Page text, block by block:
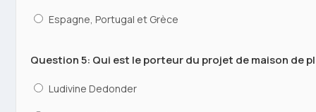
Espagne, Portugal et Grèce
Question 5: Qui est le porteur du projet de maison de
Ludivine Dedonder